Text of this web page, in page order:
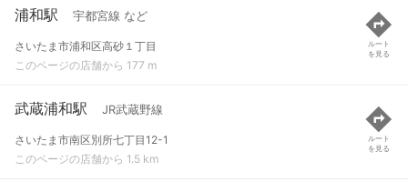
浦和駅 宇都宮線 など
さいたま市浦和区高砂１丁目
このページの店舗から 177 m
ルート
を見る
武蔵浦和駅 JR武蔵野線
さいたま市南区別所七丁目12-1
このページの店舗から 1.5 km
ルート
を見る